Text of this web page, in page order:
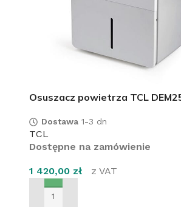
Osuszacz powietrza TCL
Dostawa1-3 dn
TCL
Dostępne na zamówienie
1 420,00 zł z VAT
DODAJ DO KOSZYKA